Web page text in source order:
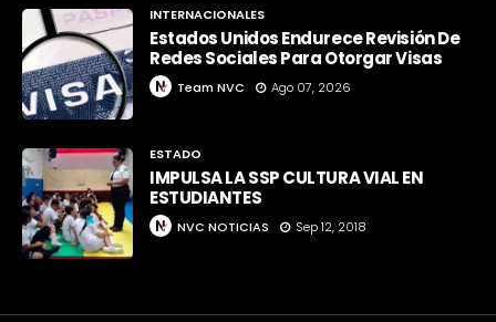
INTERNACIONALES
Estados Unidos Endurece Revisión De
Redes Sociales Para Otorgar Visas
Team NVC Ago 07, 2026
ESTADO
IMPULSA LA SSP CULTURA VIAL EN
ESTUDIANTES
NVC NOTICIAS Sep 12, 2018